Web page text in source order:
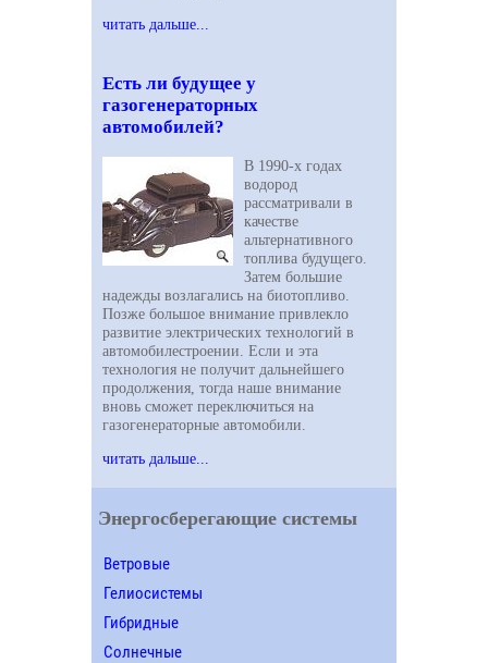
читать дальше...
Есть ли будущее у
газогенераторных
автомобилей?
В 1990-х годах
водород
рассматривали в
качестве
альтернативного
топлива будущего.
Затем большие
надежды возлагались на биотопливо.
Позже большое внимание привлекло
развитие электрических технологий в
автомобилестроении. Если и эта
технология не получит дальнейшего
продолжения, тогда наше внимание
вновь сможет переключиться на
газогенераторные автомобили.
читать дальше...
Энергосберегающие системы
Ветровые
Гелиосистемы
Гибридные
Солнечные